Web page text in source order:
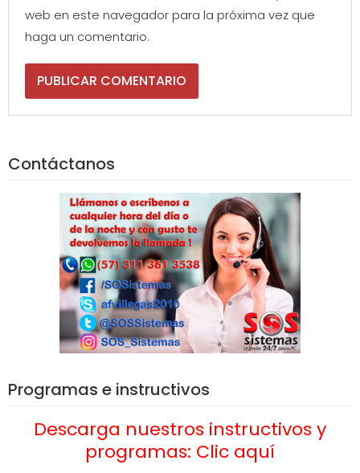
web en este navegador para la próxima vez que
haga un comentario.
Contáctanos
Programas e instructivos
Descarga nuestros instructivos y
programas: Clic aquí